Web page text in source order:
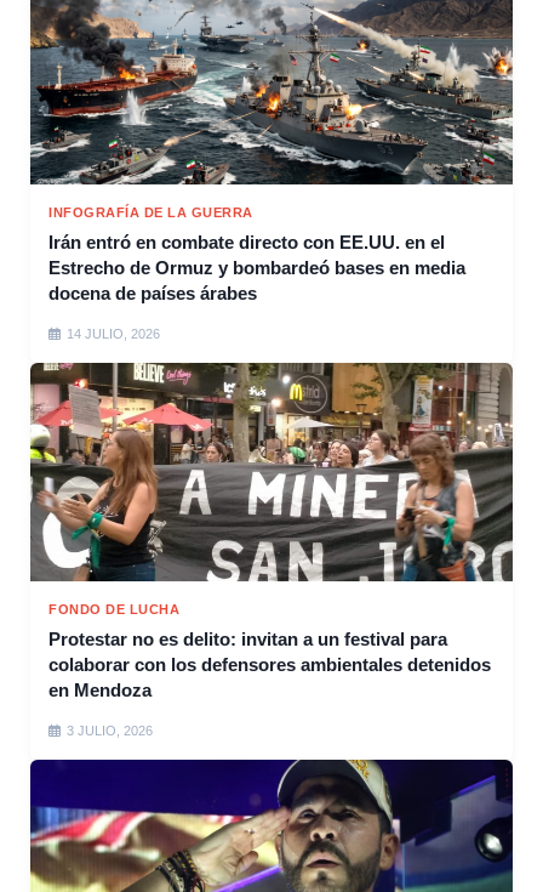
INFOGRAFÍA DE LA GUERRA
Irán entró en combate directo con EE.UU. en el
Estrecho de Ormuz y bombardeó bases en media
docena de países árabes
14 JULIO, 2026
FONDO DE LUCHA
Protestar no es delito: invitan a un festival para
colaborar con los defensores ambientales detenidos
en Mendoza
3 JULIO, 2026